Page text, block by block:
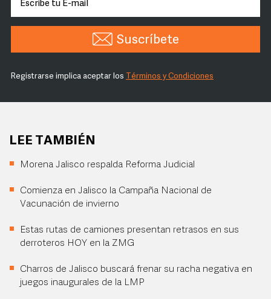
Suscríbete
Registrarse implica aceptar los Términos y Condiciones
LEE TAMBIÉN
Morena Jalisco respalda Reforma Judicial
Comienza en Jalisco la Campaña Nacional de
Vacunación de invierno
Estas rutas de camiones presentan retrasos en sus
derroteros HOY en la ZMG
Charros de Jalisco buscará frenar su racha negativa en
juegos inaugurales de la LMP